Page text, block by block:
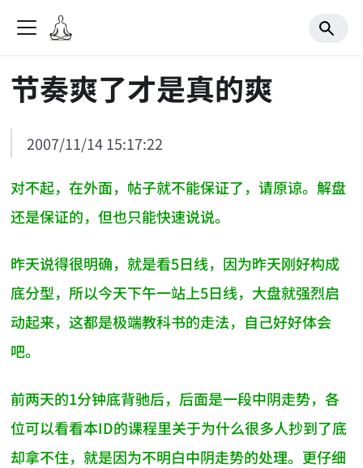
节奏爽了才是真的爽
2007/11/14 15:17:22
对不起，在外面，帖子就不能保证了，请原谅。解盘
还是保证的，但也只能快速说说。
昨天说得很明确，就是看5日线，因为昨天刚好构成
底分型，所以今天下午一站上5日线，大盘就强烈启
动起来，这都是极端教科书的走法，自己好好体会
吧。
前两天的1分钟底背驰后，后面是一段中阴走势，各
位可以看看本ID的课程里关于为什么很多人抄到了底
却拿不住，就是因为不明白中阴走势的处理。更仔细